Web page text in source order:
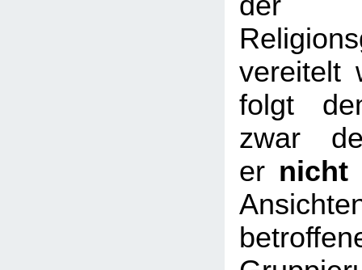
vereitelt
folgt
zwar
er nicht